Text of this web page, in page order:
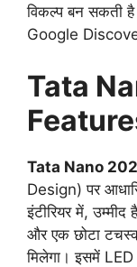
विकल्प बन सकती
Google
Tata
Tata Nano
Design) पर
इंटीरियर में,
और एक छोटा
मिलेगा। इसमें LED